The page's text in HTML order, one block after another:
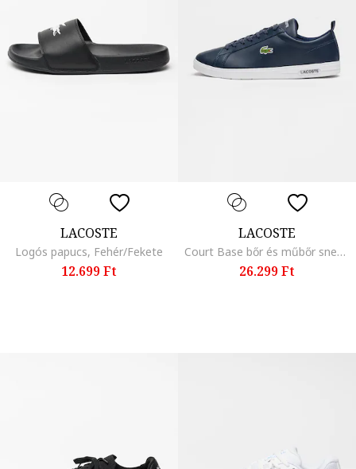
LACOSTE
Logós papucs, Fehér/Fekete
12.699 Ft
LACOSTE
Court Base bőr és műbőr sneaker logós részlettel, Tengerészkék
26.299 Ft